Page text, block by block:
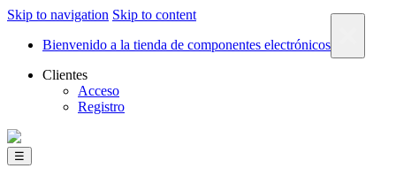
Skip to navigation Skip to content
Bienvenido a la tienda de componentes electrónicos
Clientes
Acceso
Registro
☰